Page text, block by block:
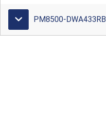
PM8500-DWA433RB